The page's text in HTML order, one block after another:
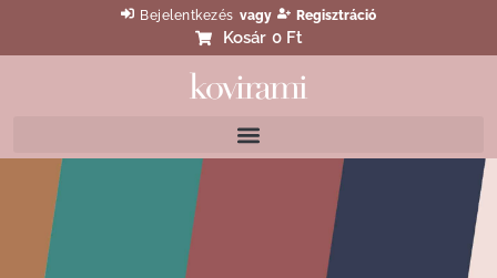
Bejelentkezés vagy Regisztráció
Kosár 0 Ft